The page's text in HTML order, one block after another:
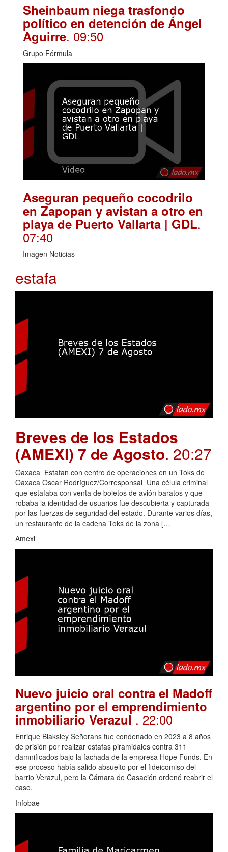
Sheinbaum niega trasfondo
político en detención de Ángel
Aguirre. 09:50
Grupo Fórmula
Aseguran pequeño cocodrilo
en Zapopan y avistan a otro en
playa de Puerto Vallarta | GDL.
07:40
Imagen Noticias
estafa
Breves de los Estados
(AMEXI) 7 de Agosto. 20:27
Oaxaca Estafan con centro de operaciones en un Toks de
Oaxaca Oscar Rodríguez/Corresponsal Una célula criminal
que estafaba con venta de boletos de avión baratos y que
robaba la identidad de usuarios fue descubierta y capturada
por las fuerzas de seguridad del estado. Durante varios días,
un restaurante de la cadena Toks de la zona […
Amexi
Nuevo juicio oral contra el Madoff
argentino por el emprendimiento
inmobiliario Verazul . 22:00
Enrique Blaksley Señorans fue condenado en 2023 a 8 años
de prisión por realizar estafas piramidales contra 311
damnificados bajo la fachada de la empresa Hope Funds. En
ese proceso había salido absuelto por el fideicomiso del
barrio Verazul, pero la Cámara de Casación ordenó reabrir el
caso.
Infobae